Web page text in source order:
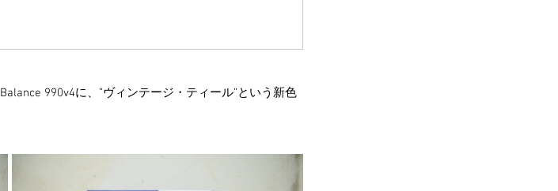
990v4に、”ヴィンテージ・ティール”という新色